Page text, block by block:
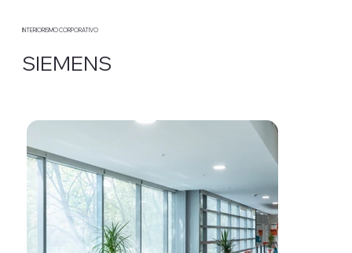
INTERIORISMO CORPORATIVO
SIEMENS